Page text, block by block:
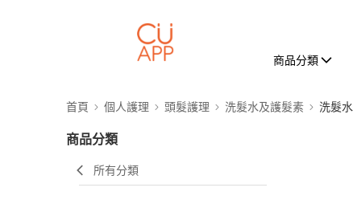
商品分類
首頁 個人護理 頭髮護理 洗髮水及護髮素 洗髮水
商品分類
所有分類